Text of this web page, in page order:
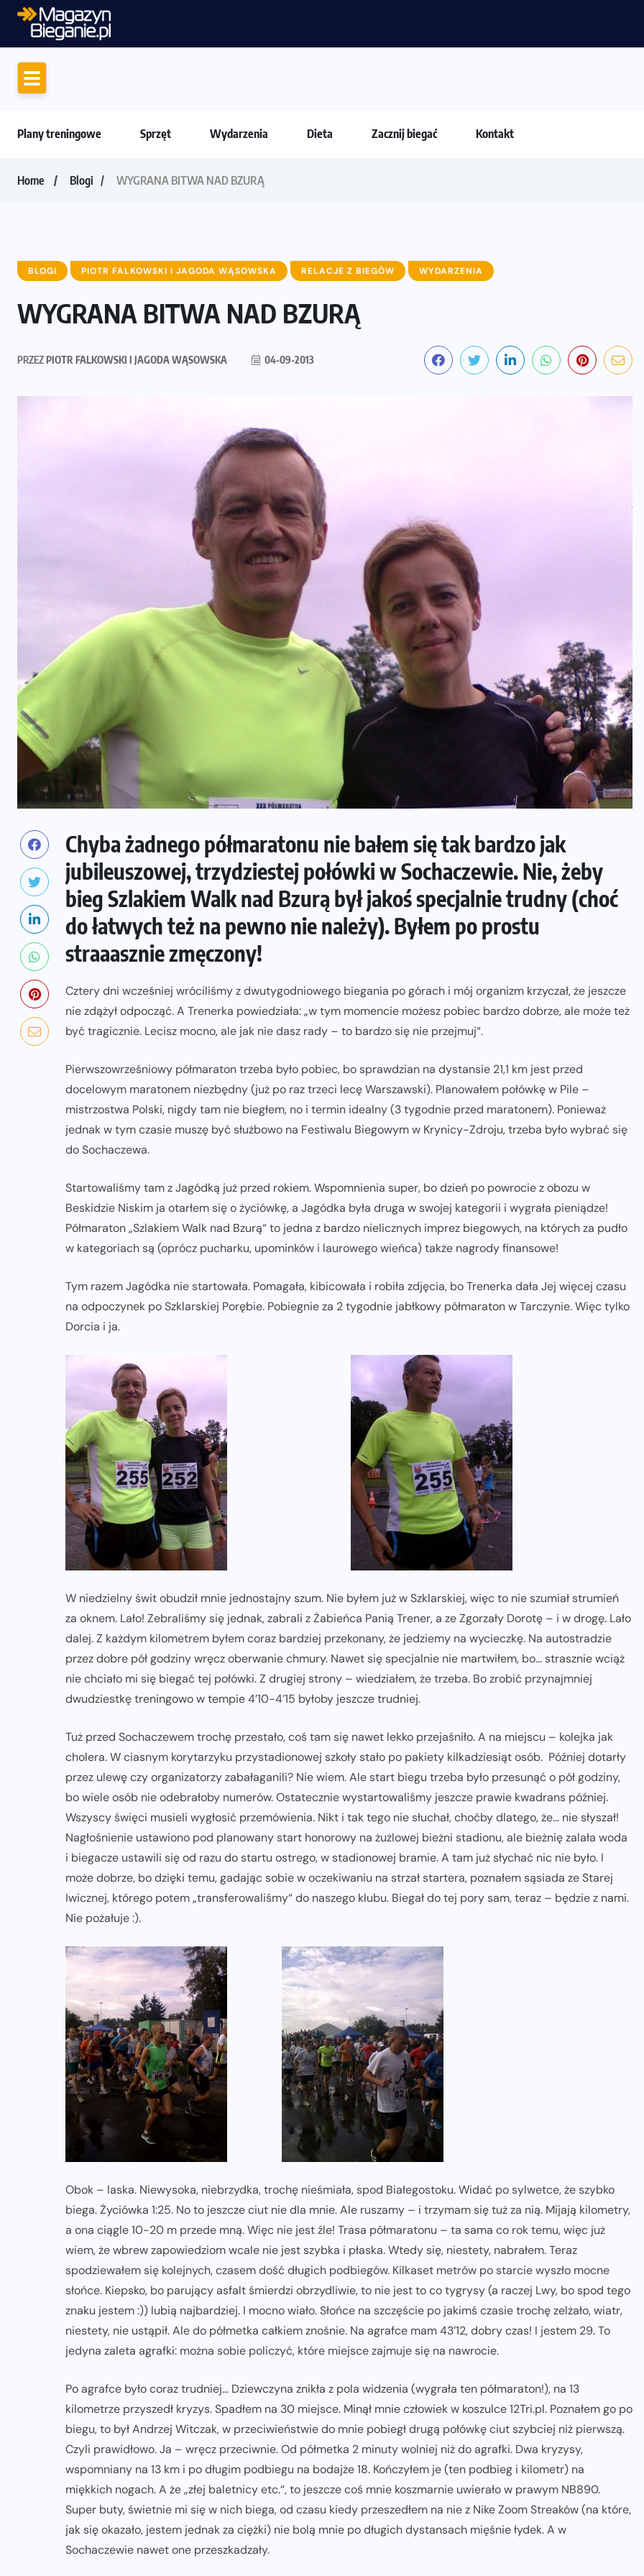
Plany treningowe Sprzęt Wydarzenia Dieta Zacznij biegać Kontakt
Home Blogi WYGRANA BITWA NAD BZURĄ
BLOGI PIOTR FALKOWSKI I JAGODA WĄSOWSKA RELACJE Z BIEGÓW WYDARZENIA
WYGRANA BITWA NAD BZURĄ
PRZEZPIOTR FALKOWSKI I JAGODA WĄSOWSKA 04-09-2013
Chyba żadnego półmaratonu nie bałem się tak bardzo jak
jubileuszowej, trzydziestej połówki w Sochaczewie. Nie, żeby
bieg Szlakiem Walk nad Bzurą był jakoś specjalnie trudny (choć
do łatwych też na pewno nie należy). Byłem po prostu
straaasznie zmęczony!
Cztery dni wcześniej wróciliśmy z dwutygodniowego biegania po górach i mój organizm krzyczał, że jeszcze
nie zdążył odpocząć. A Trenerka powiedziała: „w tym momencie możesz pobiec bardzo dobrze, ale może też
być tragicznie. Lecisz mocno, ale jak nie dasz rady – to bardzo się nie przejmuj“.
Pierwszowrześniowy półmaraton trzeba było pobiec, bo sprawdzian na dystansie 21,1 km jest przed
docelowym maratonem niezbędny (już po raz trzeci lecę Warszawski). Planowałem połówkę w Pile –
mistrzostwa Polski, nigdy tam nie biegłem, no i termin idealny (3 tygodnie przed maratonem). Ponieważ
jednak w tym czasie muszę być służbowo na Festiwalu Biegowym w Krynicy-Zdroju, trzeba było wybrać się
do Sochaczewa.
Startowaliśmy tam z Jagódką już przed rokiem. Wspomnienia super, bo dzień po powrocie z obozu w
Beskidzie Niskim ja otarłem się o życiówkę, a Jagódka była druga w swojej kategorii i wygrała pieniądze!
Półmaraton „Szlakiem Walk nad Bzurą“ to jedna z bardzo nielicznych imprez biegowych, na których za pudło
w kategoriach są (oprócz pucharku, upominków i laurowego wieńca) także nagrody finansowe!
Tym razem Jagódka nie startowała. Pomagała, kibicowała i robiła zdjęcia, bo Trenerka dała Jej więcej czasu
na odpoczynek po Szklarskiej Porębie. Pobiegnie za 2 tygodnie jabłkowy półmaraton w Tarczynie. Więc tylko
Dorcia i ja.
W niedzielny świt obudził mnie jednostajny szum. Nie byłem już w Szklarskiej, więc to nie szumiał strumień
za oknem. Lało! Zebraliśmy się jednak, zabrali z Żabieńca Panią Trener, a ze Zgorzały Dorotę – i w drogę. Lało
dalej. Z każdym kilometrem byłem coraz bardziej przekonany, że jedziemy na wycieczkę. Na autostradzie
przez dobre pół godziny wręcz oberwanie chmury. Nawet się specjalnie nie martwiłem, bo… strasznie wciąż
nie chciało mi się biegać tej połówki. Z drugiej strony – wiedziałem, że trzeba. Bo zrobić przynajmniej
dwudziestkę treningowo w tempie 4’10-4’15 byłoby jeszcze trudniej.
Tuż przed Sochaczewem trochę przestało, coś tam się nawet lekko przejaśniło. A na miejscu – kolejka jak
cholera. W ciasnym korytarzyku przystadionowej szkoły stało po pakiety kilkadziesiąt osób. Później dotarły
przez ulewę czy organizatorzy zabałaganili? Nie wiem. Ale start biegu trzeba było przesunąć o pół godziny,
bo wiele osób nie odebrałoby numerów. Ostatecznie wystartowaliśmy jeszcze prawie kwadrans później.
Wszyscy święci musieli wygłosić przemówienia. Nikt i tak tego nie słuchał, choćby dlatego, że… nie słyszał!
Nagłośnienie ustawiono pod planowany start honorowy na żużlowej bieżni stadionu, ale bieżnię zalała woda
i biegacze ustawili się od razu do startu ostrego, w stadionowej bramie. A tam już słychać nic nie było. I
może dobrze, bo dzięki temu, gadając sobie w oczekiwaniu na strzał startera, poznałem sąsiada ze Starej
Iwicznej, którego potem „transferowaliśmy“ do naszego klubu. Biegał do tej pory sam, teraz – będzie z nami.
Nie pożałuje :).
Obok – laska. Niewysoka, niebrzydka, trochę nieśmiała, spod Białegostoku. Widać po sylwetce, że szybko
biega. Życiówka 1:25. No to jeszcze ciut nie dla mnie. Ale ruszamy – i trzymam się tuż za nią. Mijają kilometry,
a ona ciągle 10-20 m przede mną. Więc nie jest źle! Trasa półmaratonu – ta sama co rok temu, więc już
wiem, że wbrew zapowiedziom wcale nie jest szybka i płaska. Wtedy się, niestety, nabrałem. Teraz
spodziewałem się kolejnych, czasem dość długich podbiegów. Kilkaset metrów po starcie wyszło mocne
słońce. Kiepsko, bo parujący asfalt śmierdzi obrzydliwie, to nie jest to co tygrysy (a raczej Lwy, bo spod tego
znaku jestem :)) lubią najbardziej. I mocno wiało. Słońce na szczęście po jakimś czasie trochę zelżało, wiatr,
niestety, nie ustąpił. Ale do półmetka całkiem znośnie. Na agrafce mam 43’12, dobry czas! I jestem 29. To
jedyna zaleta agrafki: można sobie policzyć, które miejsce zajmuje się na nawrocie.
Po agrafce było coraz trudniej… Dziewczyna znikła z pola widzenia (wygrała ten półmaraton!), na 13
kilometrze przyszedł kryzys. Spadłem na 30 miejsce. Minął mnie człowiek w koszulce 12Tri.pl. Poznałem go po
biegu, to był Andrzej Witczak, w przeciwieństwie do mnie pobiegł drugą połówkę ciut szybciej niż pierwszą.
Czyli prawidłowo. Ja – wręcz przeciwnie. Od półmetka 2 minuty wolniej niż do agrafki. Dwa kryzysy,
wspomniany na 13 km i po długim podbiegu na bodajże 18. Kończyłem je (ten podbieg i kilometr) na
miękkich nogach. A że „złej baletnicy etc.“, to jeszcze coś mnie koszmarnie uwierało w prawym NB890.
Super buty, świetnie mi się w nich biega, od czasu kiedy przeszedłem na nie z Nike Zoom Streaków (na które,
jak się okazało, jestem jednak za ciężki) nie bolą mnie po długich dystansach mięśnie łydek. A w
Sochaczewie nawet one przeszkadzały.
Warszawskiego odkryta.
Sprawdzony przebieg i profil
stworzony do szybkiego biegania
05-08-2026